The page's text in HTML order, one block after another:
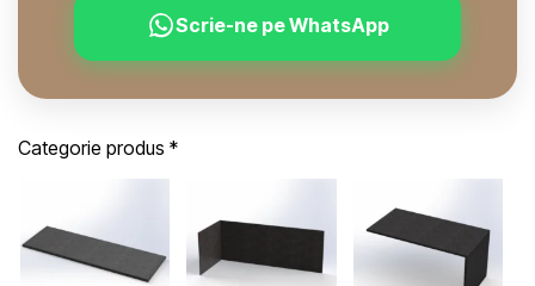
Scrie-ne pe WhatsApp
Categorie produs *